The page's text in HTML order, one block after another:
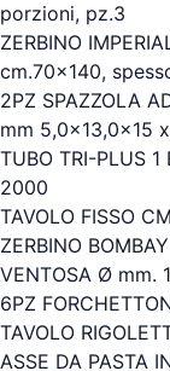
porzioni, pz.3
ZERBINO
cm.70x140,
2PZ SPAZZOLA
mm 5,0x13,0x15
TUBO TRI-PLUS 1
2000
TAVOLO FISSO
ZERBINO
VENTOSA Ø mm.
6PZ
TAVOLO
ASSE DA PASTA